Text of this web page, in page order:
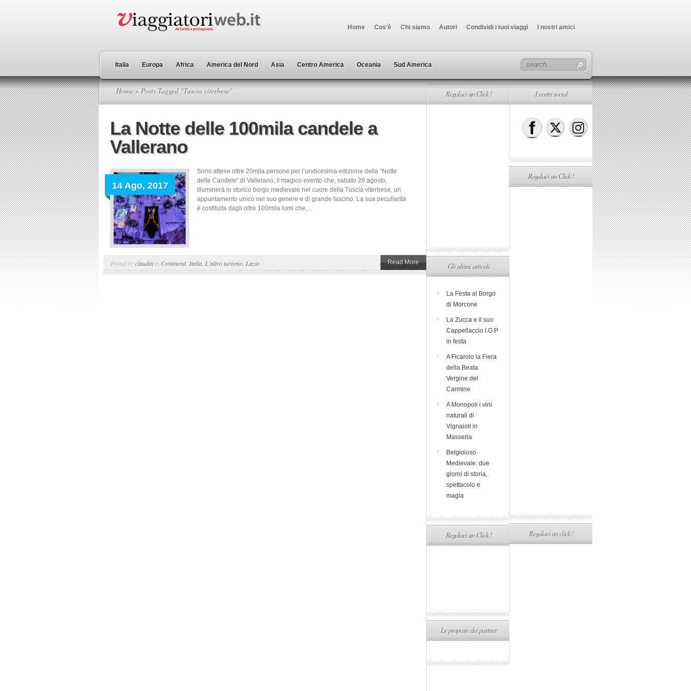
Home Cos’è Chi siamo Autori Condividi i tuoi viaggi I nostri amici
Italia Europa Africa America del Nord Asia Centro America Oceania Sud America
Home » Posts Tagged "Tuscia viterbese"
La Notte delle 100mila candele a
Vallerano
14 Ago, 2017
Sono attese oltre 20mila persone per l’undicesima edizione della “Notte
delle Candele” di Vallerano, il magico evento che, sabato 26 agosto,
illuminerà lo storico borgo medievale nel cuore della Tuscia viterbese, un
appuntamento unico nel suo genere e di grande fascino. La sua peculiarità
è costituita dagli oltre 100mila lumi che,...
Posted byclaudia in Continenti, Italia L'altro turismo Lazio Read More
Regalaci un Click !
Gli ultimi articoli
La Festa al Borgo
di Morcone
La Zucca e il suo
Cappellaccio I.G.P
in festa
A Ficarolo la Fiera
della Beata
Vergine del
Carmine
A Monopoli i vini
naturali di
Vignaioli in
Masseria
Belgioioso
Medievale: due
giorni di storia,
spettacolo e
magia
Regalaci un Click !
Le proposte dei partner
I nostri social
Regalaci un Click !
Regalaci un click !